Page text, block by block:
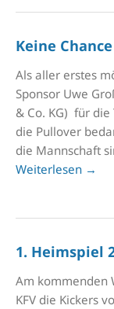
Keine
Als aller erstes
Sponsor Uwe
& Co. KG) für
die Pullover
die Mannschaft
Weiterlesen →
1. Heimspiel
Am kommenden
KFV die Kickers